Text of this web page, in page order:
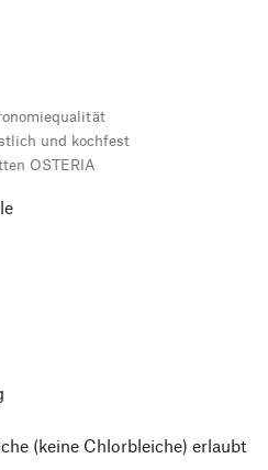
und kochfest
OSTERIA
(keine Chlorbleiche) erlaubt